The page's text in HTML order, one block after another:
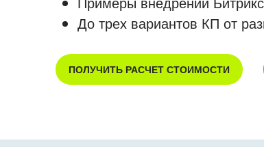
До трех вариантов КП от
ПОЛУЧИТЬ РАСЧЕТ СТОИМОСТИ